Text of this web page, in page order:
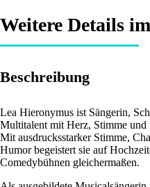
Weitere Details
Beschreibung
Lea Hieronymus ist Sängerin,
Multitalent mit Herz, Stimme und
Mit ausdrucksstarker Stimme,
Humor begeistert sie auf
Comedybühnen gleichermaßen.